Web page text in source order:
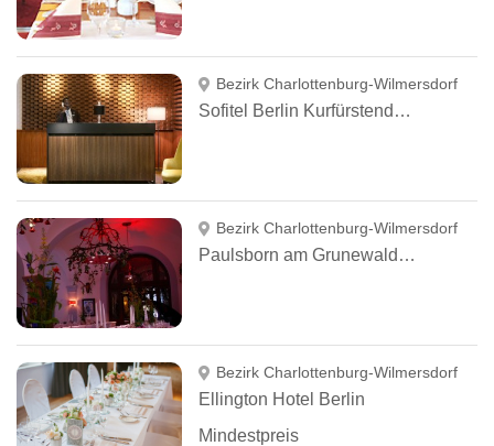
Bezirk Charlottenburg-Wilmersdorf
Sofitel Berlin Kurfürstendamm
Bezirk Charlottenburg-Wilmersdorf
Paulsborn am Grunewaldsee
Bezirk Charlottenburg-Wilmersdorf
Ellington Hotel Berlin
Mindestpreis